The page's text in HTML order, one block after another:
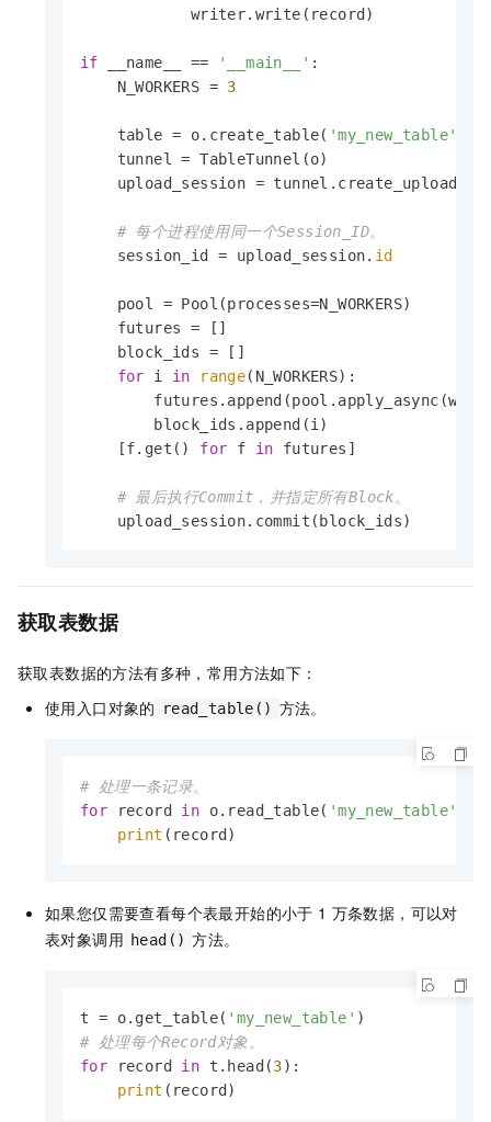
            writer.write(record)
if __name__ == '__main__' :
    N_WORKERS =
3
    table = o.create_table(
'my_new_table'
    tunnel = TableTunnel(o)
upload_session =
# 每个进程使用同一个Session_ID。
    session_id = upload_session.
id
    pool = Pool(processes=N_WORKERS)
    futures = []
    block_ids = []
for i in range(N_WORKERS):
        block_ids.append(i)
    [f.get()
for f in futures]
# 最后执行Commit，并指定所有Block。
    upload_session.commit(block_ids)
获取表数据
获取表数据的方法有多种，常用方法如下：
使用入口对象的
read_table() 方法。
# 处理一条记录。
for record in o.read_table( 'my_new_table'
print (record)
如果您仅需要查看每个表最开始的小于 1 万条数据，可以对
表对象调用 head() 方法。
t = o.get_table( 'my_new_table'
# 处理每个Record对象。
for record in t.head(3):
print (record)